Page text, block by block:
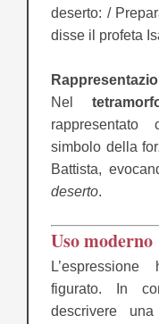
deserto: /
disse il profeta
Nel
simbolo della
Battista,
deserto.
Uso moderno
figurato. In
descrivere